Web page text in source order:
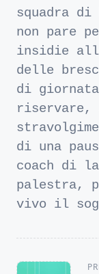
squadra
non pare
insidie
delle
di giornata
di una
coach di
palestra,
vivo il
<span